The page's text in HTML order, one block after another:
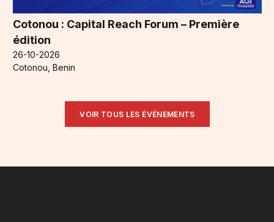
Cotonou : Capital Reach Forum – Première
édition
26-10-2026
Cotonou, Benin
VOIR TOUS LES ÉVÉNEMENTS